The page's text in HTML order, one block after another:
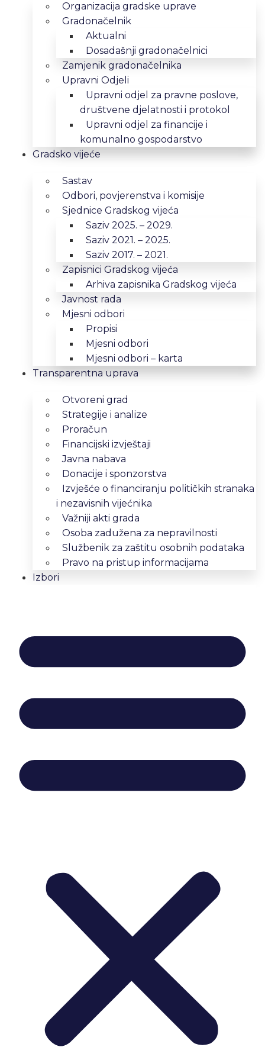
Organizacija gradske uprave
Gradonačelnik
Aktualni
Dosadašnji gradonačelnici
Zamjenik gradonačelnika
Upravni Odjeli
Upravni odjel za pravne poslove,
društvene djelatnosti i protokol
Upravni odjel za financije i
komunalno gospodarstvo
Gradsko vijeće
Sastav
Odbori, povjerenstva i komisije
Sjednice Gradskog vijeća
Saziv 2025. – 2029.
Saziv 2021. – 2025.
Saziv 2017. – 2021.
Zapisnici Gradskog vijeća
Arhiva zapisnika Gradskog vijeća
Javnost rada
Mjesni odbori
Propisi
Mjesni odbori
Mjesni odbori – karta
Transparentna uprava
Otvoreni grad
Strategije i analize
Proračun
Financijski izvještaji
Javna nabava
Donacije i sponzorstva
Izvješće o financiranju političkih stranaka
i nezavisnih vijećnika
Važniji akti grada
Osoba zadužena za nepravilnosti
Službenik za zaštitu osobnih podataka
Pravo na pristup informacijama
Izbori